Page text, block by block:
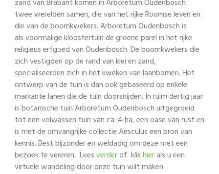
zand van Brabant komen in Arboretum Oudenbosch
twee werelden samen, die van het rijke Roomse leven en
die van de boomkwekers. Arboretum Oudenbosch is
als voormalige kloostertuin de groene parel in het rijke
religieus erfgoed van Oudenbosch. De boomkwekers die
zich vestigden op de rand van klei en zand,
specialiseerden zich in het kweken van laanbomen. Het
ontwerp van de tuin is dan ook gebaseerd op enkele
markante lanen die de tuin doorsnijden. In ruim dertig jaar
is botanische tuin Arboretum Oudenbosch uitgegroeid
tot een volwassen tuin van ca. 4 ha, een oase van rust en
is met de omvangrijke collectie Aesculus een bron van
kennis. Best bijzonder en weldadig om deze met een
bezoek te vereren. Leesverderof klikhierals u een
virtuele wandeling door onze tuin wilt maken.